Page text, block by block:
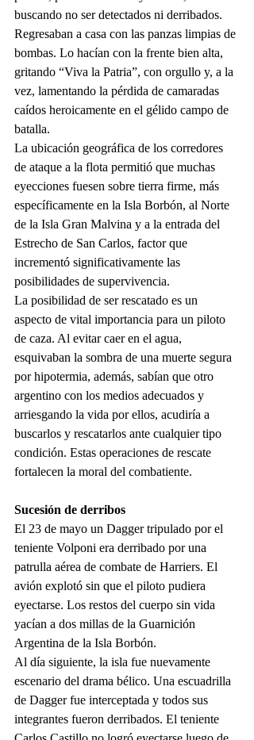
buscando no ser detectados ni derribados.
Regresaban a casa con las panzas limpias de
bombas. Lo hacían con la frente bien alta,
gritando “Viva la Patria”, con orgullo y, a la
vez, lamentando la pérdida de camaradas
caídos heroicamente en el gélido campo de
batalla.
La ubicación geográfica de los corredores
de ataque a la flota permitió que muchas
eyecciones fuesen sobre tierra firme, más
específicamente en la Isla Borbón, al Norte
de la Isla Gran Malvina y a la entrada del
Estrecho de San Carlos, factor que
incrementó significativamente las
posibilidades de supervivencia.
La posibilidad de ser rescatado es un
aspecto de vital importancia para un piloto
de caza. Al evitar caer en el agua,
esquivaban la sombra de una muerte segura
por hipotermia, además, sabían que otro
argentino con los medios adecuados y
arriesgando la vida por ellos, acudiría a
buscarlos y rescatarlos ante cualquier tipo
condición. Estas operaciones de rescate
fortalecen la moral del combatiente.
Sucesión de derribos
El 23 de mayo un Dagger tripulado por el
teniente Volponi era derribado por una
patrulla aérea de combate de Harriers. El
avión explotó sin que el piloto pudiera
eyectarse. Los restos del cuerpo sin vida
yacían a dos millas de la Guarnición
Argentina de la Isla Borbón.
Al día siguiente, la isla fue nuevamente
escenario del drama bélico. Una escuadrilla
de Dagger fue interceptada y todos sus
integrantes fueron derribados. El teniente